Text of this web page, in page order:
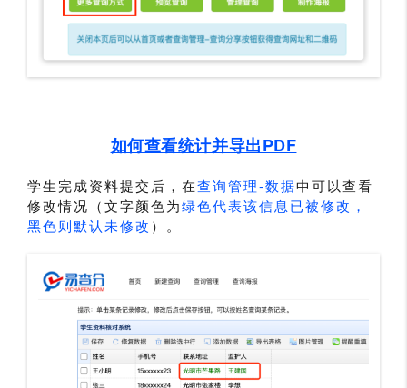
如何查看统计并导出PDF
学生完成资料提交后，在查询管理-数据中可以查看
修改情况（文字颜色为绿色代表该信息已被修改，
黑色则默认未修改 ）。